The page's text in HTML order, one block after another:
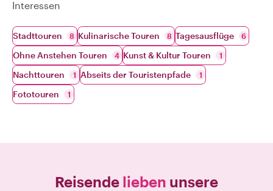
Interessen
Stadttouren 8 Kulinarische Touren 8 Tagesausflüge 6
Ohne Anstehen Touren 4 Kunst & Kultur Touren 1
Nachttouren 1 Abseits der Touristenpfade 1
Fototouren 1
Reisende lieben unsere